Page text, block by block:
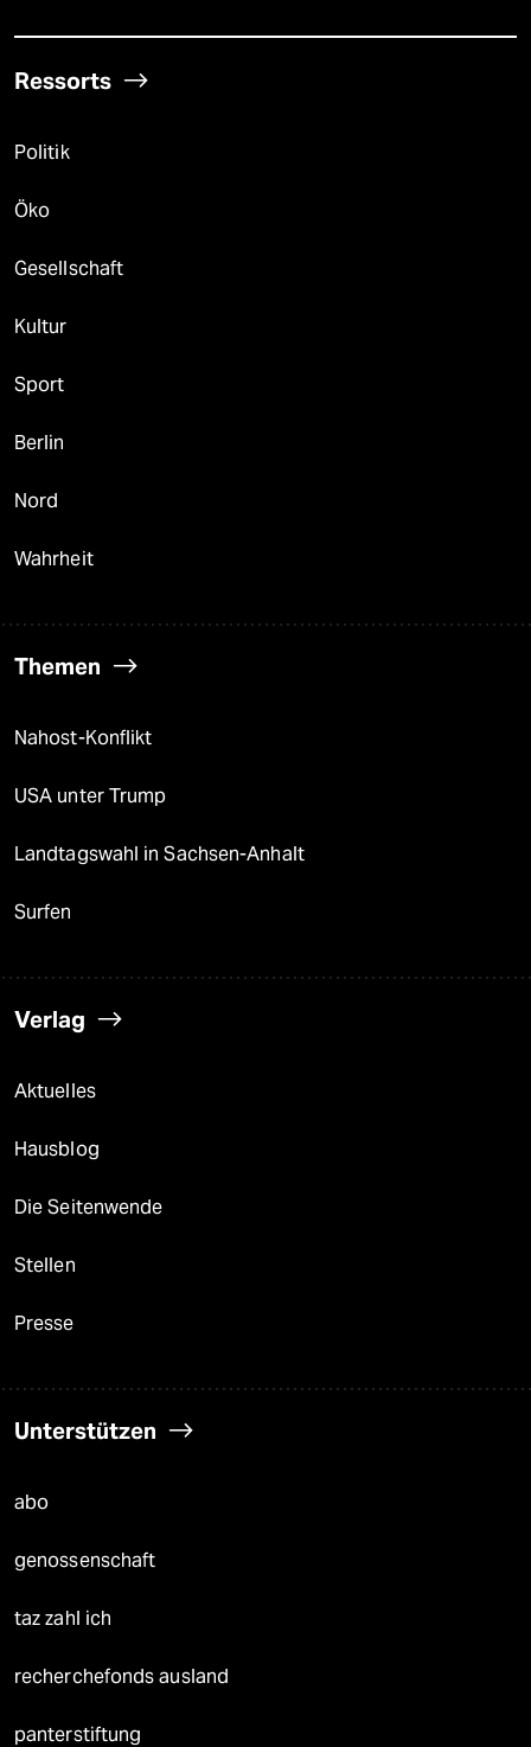
Ressorts
Politik
Öko
Gesellschaft
Kultur
Sport
Berlin
Nord
Wahrheit
Themen
Nahost-Konflikt
USA unter Trump
Landtagswahl in Sachsen-Anhalt
Surfen
Verlag
Aktuelles
Hausblog
Die Seitenwende
Stellen
Presse
Unterstützen
abo
genossenschaft
taz zahl ich
recherchefonds ausland
panterstiftung